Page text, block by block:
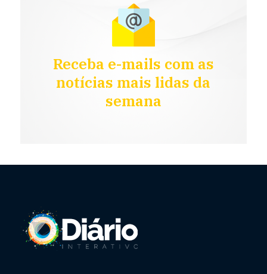
Receba e-mails com as
notícias mais lidas da
semana